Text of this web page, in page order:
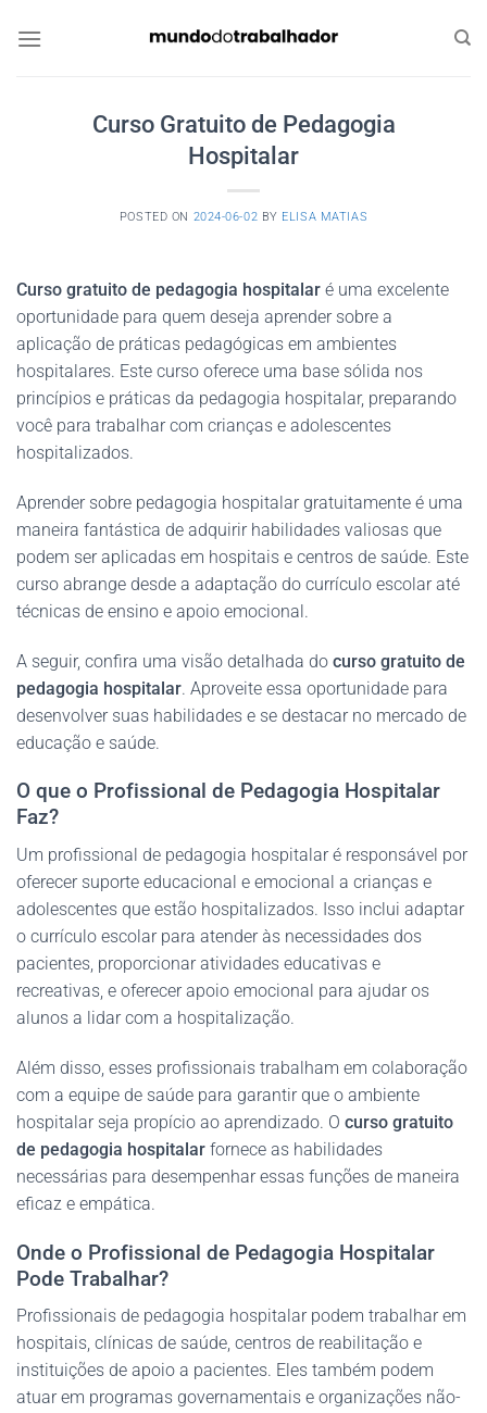
Curso Gratuito de Pedagogia
Hospitalar
POSTED ON 2024-06-02 BY ELISA MATIAS
Curso gratuito de pedagogia hospitalar é uma excelente
oportunidade para quem deseja aprender sobre a
aplicação de práticas pedagógicas em ambientes
hospitalares. Este curso oferece uma base sólida nos
princípios e práticas da pedagogia hospitalar, preparando
você para trabalhar com crianças e adolescentes
hospitalizados.
Aprender sobre pedagogia hospitalar gratuitamente é uma
maneira fantástica de adquirir habilidades valiosas que
podem ser aplicadas em hospitais e centros de saúde. Este
curso abrange desde a adaptação do currículo escolar até
técnicas de ensino e apoio emocional.
A seguir, confira uma visão detalhada do curso gratuito de
pedagogia hospitalar. Aproveite essa oportunidade para
desenvolver suas habilidades e se destacar no mercado de
educação e saúde.
O que o Profissional de Pedagogia Hospitalar
Faz?
Um profissional de pedagogia hospitalar é responsável por
oferecer suporte educacional e emocional a crianças e
adolescentes que estão hospitalizados. Isso inclui adaptar
o currículo escolar para atender às necessidades dos
pacientes, proporcionar atividades educativas e
recreativas, e oferecer apoio emocional para ajudar os
alunos a lidar com a hospitalização.
Além disso, esses profissionais trabalham em colaboração
com a equipe de saúde para garantir que o ambiente
hospitalar seja propício ao aprendizado. O curso gratuito
de pedagogia hospitalar fornece as habilidades
necessárias para desempenhar essas funções de maneira
eficaz e empática.
Onde o Profissional de Pedagogia Hospitalar
Pode Trabalhar?
Profissionais de pedagogia hospitalar podem trabalhar em
hospitais, clínicas de saúde, centros de reabilitação e
instituições de apoio a pacientes. Eles também podem
atuar em programas governamentais e organizações não-